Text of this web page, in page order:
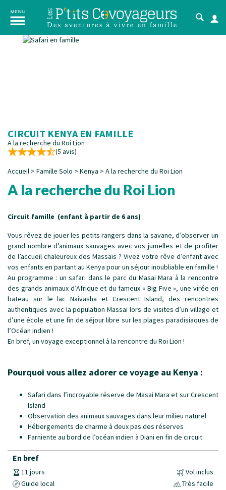
CIRCUIT KENYA EN FAMILLE
A la recherche du Roi Lion
(5 avis)
Accueil > Famille Solo > Kenya > A la recherche du Roi Lion
A la recherche du Roi Lion
Circuit famille (enfant à partir de 6 ans)
Vous rêvez de jouer les petits rangers dans la savane, d’observer un
grand nombre d’animaux sauvages avec vos jumelles et de profiter
de l’accueil chaleureux des Massaïs ? Vivez votre rêve d’enfant avec
vos enfants en partant au Kenya pour un séjour inoubliable en famille !
Au programme : un safari dans le parc du Masai Mara à la rencontre
des grands animaux d’Afrique et du fameux « Big Five », une virée en
bateau sur le lac Naivasha et Crescent Island, des rencontres
authentiques avec la population Massaï lors de visites d’un village et
d’une école et une fin de séjour libre sur les plages paradisiaques de
l’Océan indien !
En bref, un voyage exceptionnel à la rencontre du Roi Lion !
Pourquoi vous allez adorer ce voyage au Kenya :
Safari dans l’incroyable réserve de Masai Mara et sur Crescent
Island
Observation des animaux sauvages dans leur milieu naturel
Hébergements de charme à deux pas des réserves
Farniente au bord de l’océan indien à Diani en fin de circuit
En bref
11 jours
Vol inclus
Guide local
Très facile